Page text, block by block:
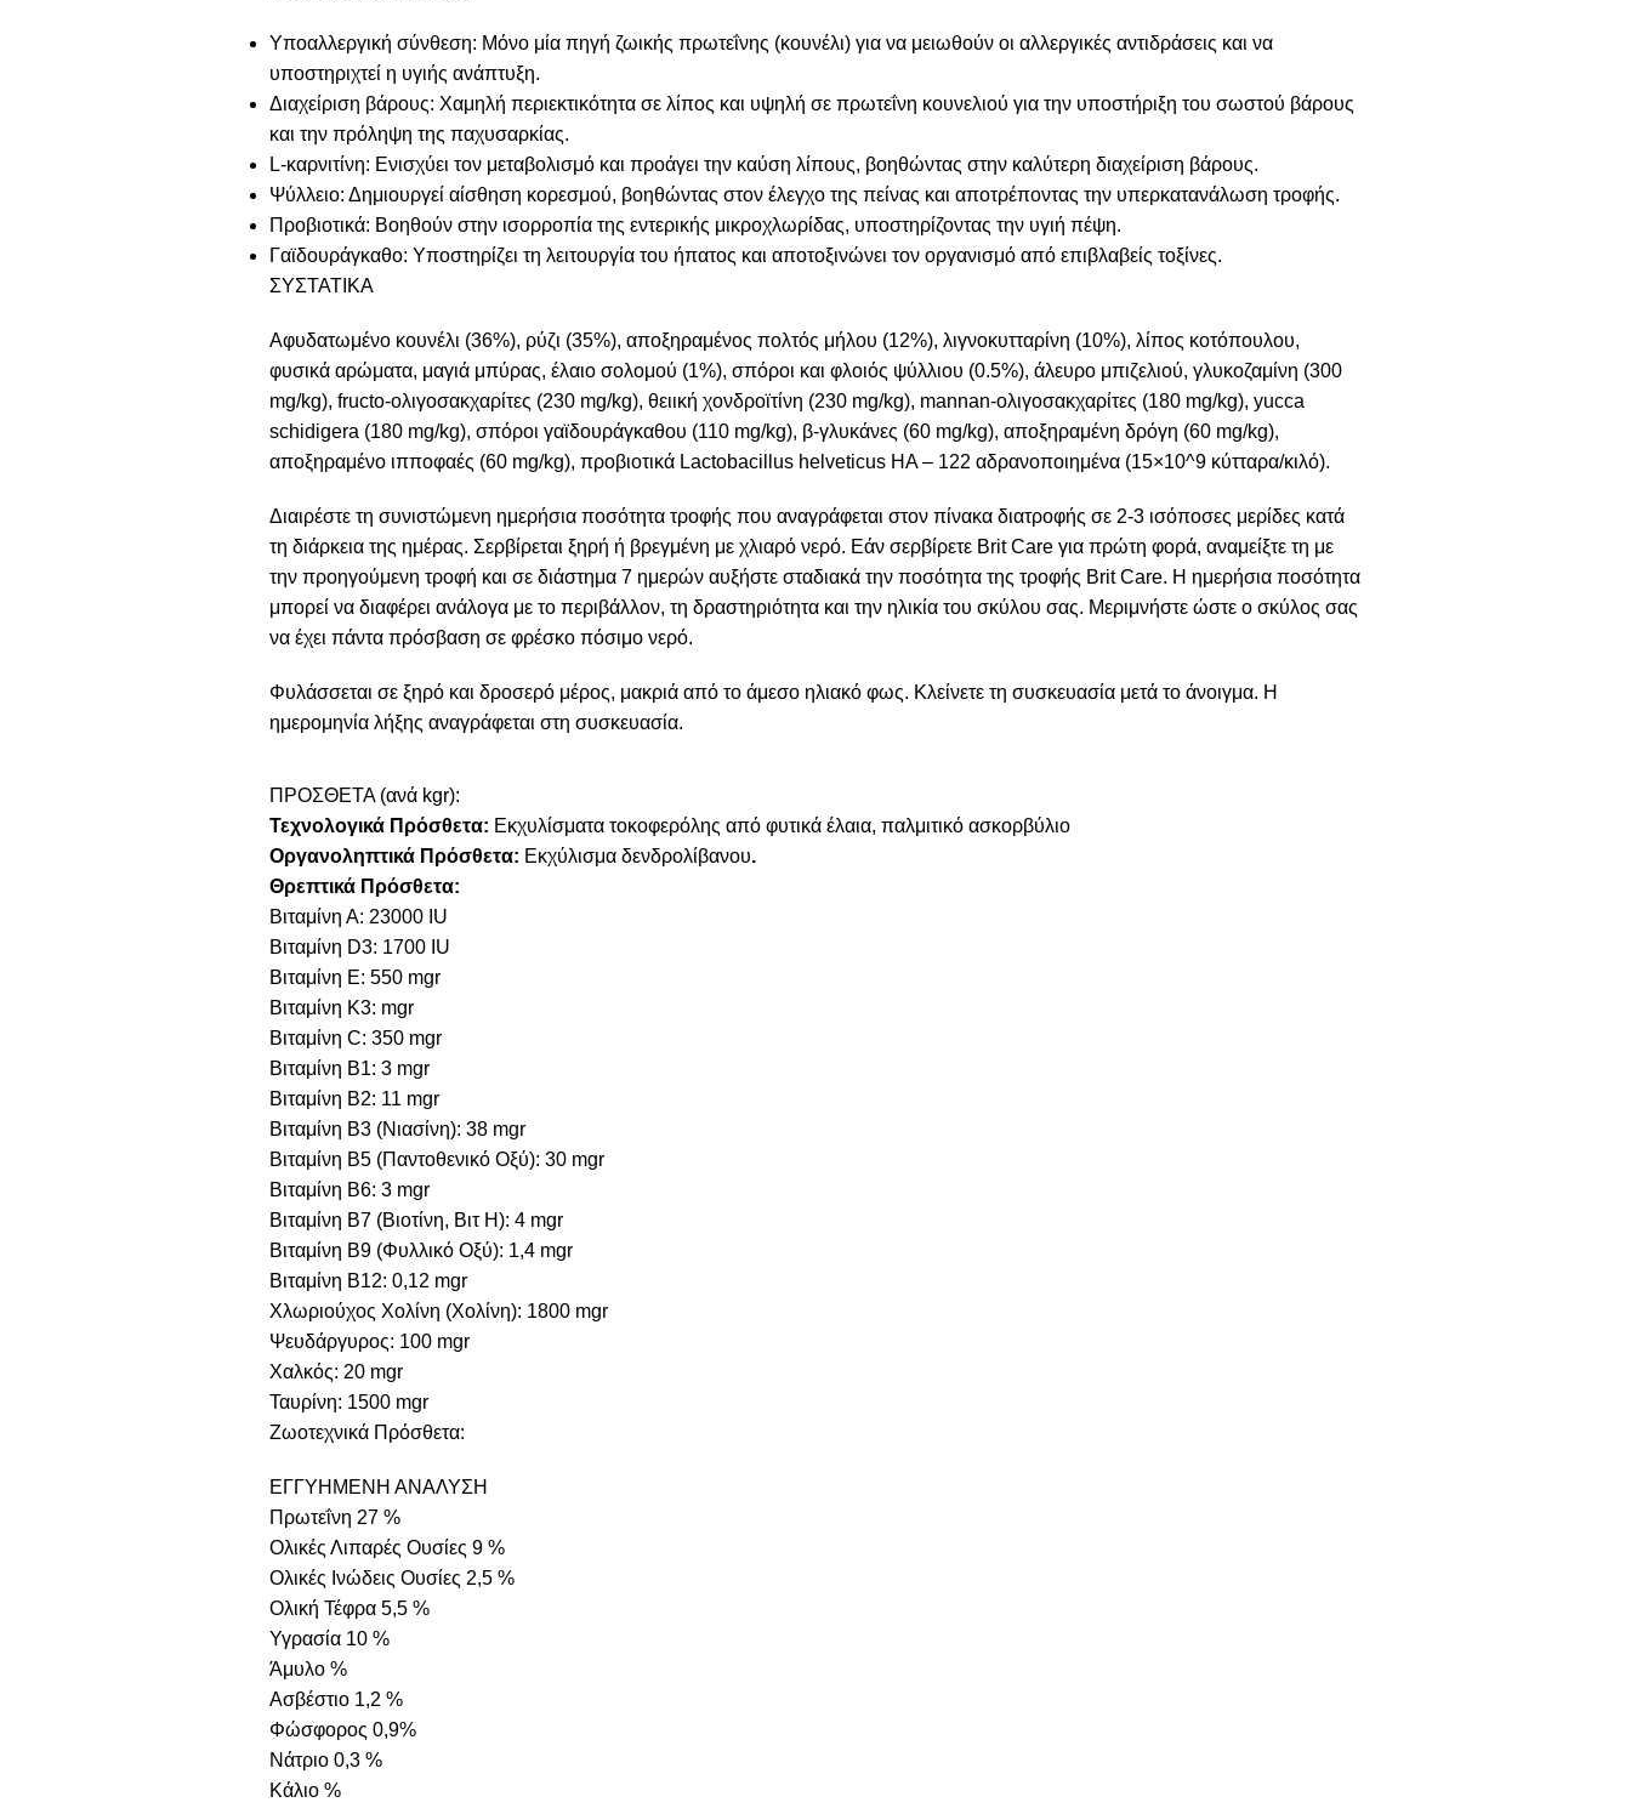
Υποαλλεργική σύνθεση: Μόνο μία πηγή ζωικής πρωτεΐνης (κουνέλι) για να μειωθούν οι αλλεργικές αντιδράσεις και να
υποστηριχτεί η υγιής ανάπτυξη.
Διαχείριση βάρους: Χαμηλή περιεκτικότητα σε λίπος και υψηλή σε πρωτεΐνη κουνελιού για την υποστήριξη του σωστού βάρους
και την πρόληψη της παχυσαρκίας.
L-καρνιτίνη: Ενισχύει τον μεταβολισμό και προάγει την καύση λίπους, βοηθώντας στην καλύτερη διαχείριση βάρους.
Ψύλλειο: Δημιουργεί αίσθηση κορεσμού, βοηθώντας στον έλεγχο της πείνας και αποτρέποντας την υπερκατανάλωση τροφής.
Προβιοτικά: Βοηθούν στην ισορροπία της εντερικής μικροχλωρίδας, υποστηρίζοντας την υγιή πέψη.
Γαϊδουράγκαθο: Υποστηρίζει τη λειτουργία του ήπατος και αποτοξινώνει τον οργανισμό από επιβλαβείς τοξίνες.
ΣΥΣΤΑΤΙΚΑ
Αφυδατωμένο κουνέλι (36%), ρύζι (35%), αποξηραμένος πολτός μήλου (12%), λιγνοκυτταρίνη (10%), λίπος κοτόπουλου,
φυσικά αρώματα, μαγιά μπύρας, έλαιο σολομού (1%), σπόροι και φλοιός ψύλλιου (0.5%), άλευρο μπιζελιού, γλυκοζαμίνη (300
mg/kg), fructo-ολιγοσακχαρίτες (230 mg/kg), θειική χονδροϊτίνη (230 mg/kg), mannan-ολιγοσακχαρίτες (180 mg/kg), yucca
schidigera (180 mg/kg), σπόροι γαϊδουράγκαθου (110 mg/kg), β-γλυκάνες (60 mg/kg), αποξηραμένη δρόγη (60 mg/kg),
αποξηραμένο ιπποφαές (60 mg/kg), προβιοτικά Lactobacillus helveticus HA – 122 αδρανοποιημένα (15×10^9 κύτταρα/κιλό).
Διαιρέστε τη συνιστώμενη ημερήσια ποσότητα τροφής που αναγράφεται στον πίνακα διατροφής σε 2-3 ισόποσες μερίδες κατά
τη διάρκεια της ημέρας. Σερβίρεται ξηρή ή βρεγμένη με χλιαρό νερό. Εάν σερβίρετε Brit Care για πρώτη φορά, αναμείξτε τη με
την προηγούμενη τροφή και σε διάστημα 7 ημερών αυξήστε σταδιακά την ποσότητα της τροφής Brit Care. Η ημερήσια ποσότητα
μπορεί να διαφέρει ανάλογα με το περιβάλλον, τη δραστηριότητα και την ηλικία του σκύλου σας. Μεριμνήστε ώστε ο σκύλος σας
να έχει πάντα πρόσβαση σε φρέσκο πόσιμο νερό.
Φυλάσσεται σε ξηρό και δροσερό μέρος, μακριά από το άμεσο ηλιακό φως. Κλείνετε τη συσκευασία μετά το άνοιγμα. Η
ημερομηνία λήξης αναγράφεται στη συσκευασία.
ΠΡΟΣΘΕΤΑ (ανά kgr):
Τεχνολογικά Πρόσθετα: Εκχυλίσματα τοκοφερόλης από φυτικά έλαια, παλμιτικό ασκορβύλιο
Οργανοληπτικά Πρόσθετα: Εκχύλισμα δενδρολίβανου.
Θρεπτικά Πρόσθετα:
Βιταμίνη Α: 23000 IU
Βιταμίνη D3: 1700 IU
Βιταμίνη E: 550 mgr
Βιταμίνη Κ3: mgr
Βιταμίνη C: 350 mgr
Βιταμίνη B1: 3 mgr
Βιταμίνη B2: 11 mgr
Βιταμίνη B3 (Νιασίνη): 38 mgr
Βιταμίνη B5 (Παντοθενικό Οξύ): 30 mgr
Βιταμίνη B6: 3 mgr
Βιταμίνη B7 (Βιοτίνη, Βιτ Η): 4 mgr
Βιταμίνη B9 (Φυλλικό Οξύ): 1,4 mgr
Βιταμίνη B12: 0,12 mgr
Χλωριούχος Χολίνη (Χολίνη): 1800 mgr
Ψευδάργυρος: 100 mgr
Χαλκός: 20 mgr
Ταυρίνη: 1500 mgr
Ζωοτεχνικά Πρόσθετα:
ΕΓΓΥΗΜΕΝΗ ΑΝΑΛΥΣΗ
Πρωτεΐνη 27 %
Ολικές Λιπαρές Ουσίες 9 %
Ολικές Ινώδεις Ουσίες 2,5 %
Ολική Τέφρα 5,5 %
Υγρασία 10 %
Άμυλο %
Ασβέστιο 1,2 %
Φώσφορος 0,9%
Νάτριο 0,3 %
Κάλιο %